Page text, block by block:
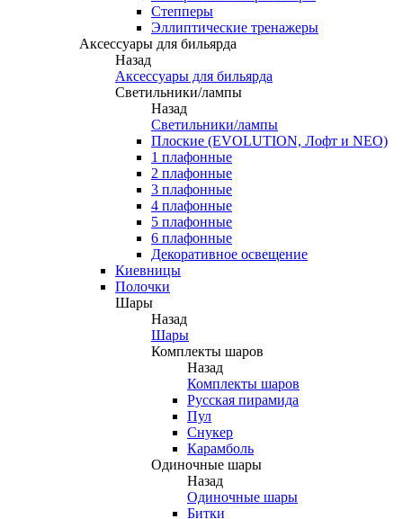
Степперы
Эллиптические тренажеры
Аксессуары для бильярда
Назад
Аксессуары для бильярда
Светильники/лампы
Назад
Светильники/лампы
Плоские (EVOLUTION, Лофт и NEO)
1 плафонные
2 плафонные
3 плафонные
4 плафонные
5 плафонные
6 плафонные
Декоративное освещение
Киевницы
Полочки
Шары
Назад
Шары
Комплекты шаров
Назад
Комплекты шаров
Русская пирамида
Пул
Снукер
Карамболь
Одиночные шары
Назад
Одиночные шары
Битки